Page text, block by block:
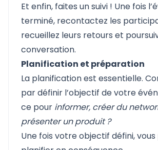
Et enfin, faites un suivi ! Une fois
terminé, recontactez les
recueillez leurs retours et
conversation.
Planification et préparation
La planification est essentielle.
par définir l’objectif de votre
ce pour informer, créer du
présenter un produit ?
Une fois votre objectif défini, vous